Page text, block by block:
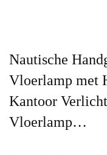
Nautische
Vloerlamp met
Kantoor
Vloerlamp…